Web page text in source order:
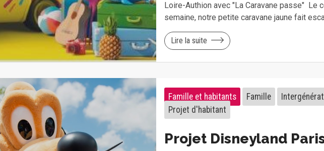
Loire-Authion avec "La Caravane passe" Le
semaine, notre petite caravane jaune fait
Lire la suite
Famille et habitants Famille
Projet d'habitant
Projet Disneyland